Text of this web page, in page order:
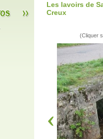
Les lavoirs de
Creux
(Cliquer